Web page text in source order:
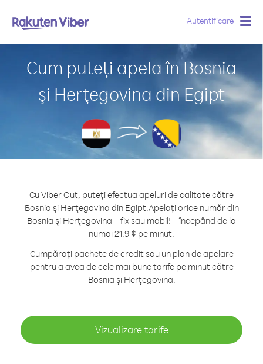
Autentificare
Cum puteți apela în Bosnia
şi Herţegovina din Egipt
Cu Viber Out, puteți efectua apeluri de calitate către
Bosnia şi Herţegovina din Egipt.Apelați orice număr din
Bosnia şi Herţegovina – fix sau mobil! – începând de la
numai 21.9 ¢ pe minut.
Cumpărați pachete de credit sau un plan de apelare
pentru a avea de cele mai bune tarife pe minut către
Bosnia şi Herţegovina.
Vizualizare tarife